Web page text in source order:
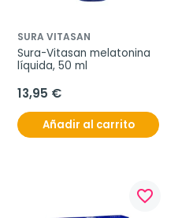
SURA VITASAN
Sura-Vitasan melatonina
líquida, 50 ml
13,95 €
Añadir al carrito
favorite_border